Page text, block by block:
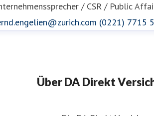
/ CSR / Public
(0221) 7715
Über DA Direkt